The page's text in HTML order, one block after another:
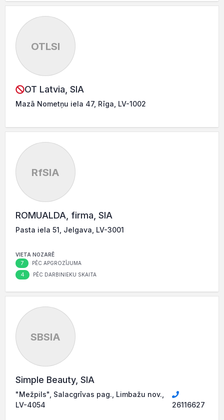
OTLSI
OT Latvia, SIA
Mazā Nometņu iela 47, Rīga, LV-1002
RfSIA
ROMUALDA, firma, SIA
Pasta iela 51, Jelgava, LV-3001
VIETA NOZARĒ
7 PĒC APGROZĪJUMA
4 PĒC DARBINIEKU SKAITA
SBSIA
Simple Beauty, SIA
"Mežpils", Salacgrīvas pag., Limbažu nov.,
LV-4054
26116627